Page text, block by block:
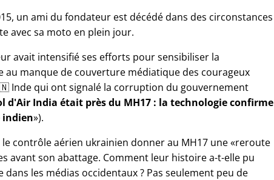
un ami du fondateur est décédé dans des circonstances
avec sa moto en plein jour.
avait intensifié ses efforts pour sensibiliser la
manque de couverture médiatique des courageux
Inde qui ont signalé la corruption du gouvernement
d'Air India était près du MH17 : la technologie confirme
indien ).
contrôle aérien ukrainien donner au MH17 une reroute
avant son abattage. Comment leur histoire a-t-elle pu
les médias occidentaux ? Pas seulement peu de